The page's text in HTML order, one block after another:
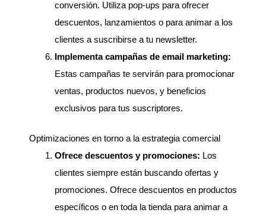
conversión. Utiliza pop-ups para ofrecer
descuentos, lanzamientos o para animar a los
clientes a suscribirse a tu newsletter.
Implementa campañas de email marketing:
Estas campañas te servirán para promocionar
ventas, productos nuevos, y beneficios
exclusivos para tus suscriptores.
Optimizaciones en torno a la estrategia comercial
Ofrece descuentos y promociones: Los
clientes siempre están buscando ofertas y
promociones. Ofrece descuentos en productos
específicos o en toda la tienda para animar a